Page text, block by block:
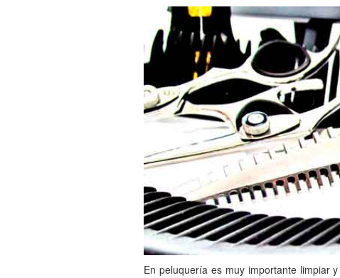
En peluquería es muy importante limpiar